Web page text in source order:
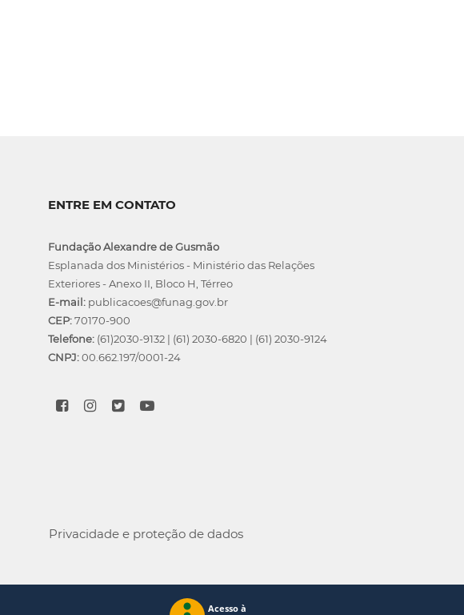
ENTRE EM CONTATO
Fundação Alexandre de Gusmão
Esplanada dos Ministérios - Ministério das Relações
Exteriores - Anexo II, Bloco H, Térreo
E-mail: publicacoes@funag.gov.br
CEP:70170-900
Telefone: (61)2030-9132 | (61) 2030-6820 | (61) 2030-9124
CNPJ:00.662.197/0001-24
Privacidade e proteção de dados